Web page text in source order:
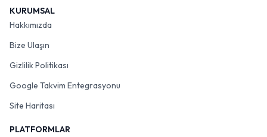
KURUMSAL
Hakkımızda
Bize Ulaşın
Gizlilik Politikası
Google Takvim Entegrasyonu
Site Haritası
PLATFORMLAR